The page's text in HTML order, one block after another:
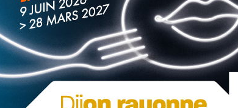
mardi à la Toison d’Or, au niveau du rez-de-chaussée.
décembre, au@zenithdijon! « La tournée de la symphonie